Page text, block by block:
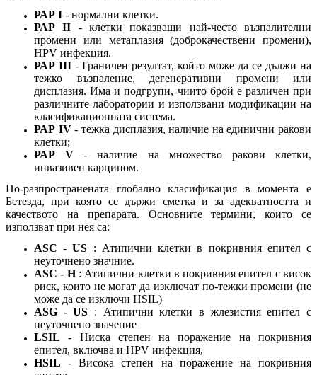
РАР I - нормални клетки.
РАР II - клетки показващи най-често възпалителни
промени или метаплазия (доброкачествени промени),
HPV инфекция.
РАР III - Граничен резултат, който може да се дължи на
тежко възпаление, дегенеративни промени или
дисплазия. Има и подгрупи, чиито брой е различен при
различните лаборатории и използвани модификации на
класификационната система.
РАР IV- тежка дисплазия, наличие на единични ракови
клетки;
РАР V - наличие на множество ракови клетки,
инвазивен карцином.
По-разпространената глобално класификация в момента е
Бетезда, при която се държи сметка и за адекватността и
качеството на препарата. Основните термини, които се
използват при нея са:
ASC - US : Атипични клетки в покривния епител с
неуточнено значние.
ASC - H: Атипични клетки в покривния епител с висок
риск, които не могат да изключат по-тежки промени (не
може да се изключи HSIL)
АSG - US : Атипични клетки в жлезистия епител с
неуточнено значение
LSIL - Ниска степен на поражение на покривния
епител, включва и HPV инфекция,
HSIL - Висока степен на поражение на покривния